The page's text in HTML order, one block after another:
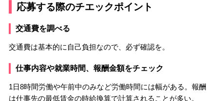
応募する際のチエックポイント
交通費を調べる
交通費は基本的に自己負担なので、必ず確認を。
仕事内容や就業時間、報酬金額をチェック
1日8時間労働や午前中のみなど労働時間には幅がある。報酬
は仕事先の最低賃金の時給換算で計算されることが多い。